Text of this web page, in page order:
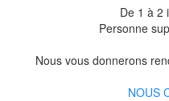
De 1 à 2
Personne
Nous vous donnerons
NOUS